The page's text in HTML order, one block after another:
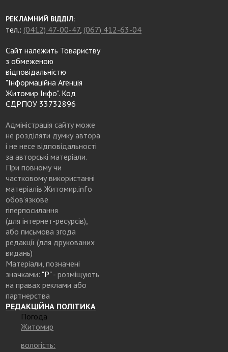
РЕКЛАМНИЙ ВІДДІЛ:
тел.: (0412) 47-00-47, (067) 412-63-04
Сайт належить Товариству
з обмеженою
відповідальністю
"Інформаційна Агенція
Житомир Інфо". Код
ЄДРПОУ 33732896
Адміністрація сайту може
не розділяти думку автора
і не несе відповідальності
за авторські матеріали.
При повному чи
частковому використанні
матеріалів Житомир.info
обов’язкове
гіперпосилання
(для інтернет-ресурсів),
або письмова згода
редакції (для друкованих
видань)
Матеріали, позначені
значками: "Р"- розміщують
на правах реклами або
партнерства
РЕДАКЦІЙНА ПОЛІТИКА
Погода
Житомир
вологість: